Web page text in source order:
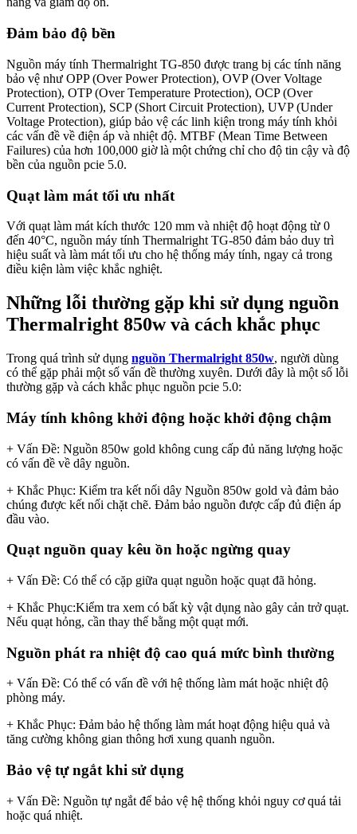
Đảm bảo độ bền
Nguồn máy tính Thermalright TG-850 được trang bị các tính năng
bảo vệ như OPP (Over Power Protection), OVP (Over Voltage
Protection), OTP (Over Temperature Protection), OCP (Over
Current Protection), SCP (Short Circuit Protection), UVP (Under
Voltage Protection), giúp bảo vệ các linh kiện trong máy tính khỏi
các vấn đề về điện áp và nhiệt độ. MTBF (Mean Time Between
Failures) của hơn 100,000 giờ là một chứng chỉ cho độ tin cậy và độ
bền của nguồn pcie 5.0.
Quạt làm mát tối ưu nhất
Với quạt làm mát kích thước 120 mm và nhiệt độ hoạt động từ 0
đến 40°C, nguồn máy tính Thermalright TG-850 đảm bảo duy trì
hiệu suất và làm mát tối ưu cho hệ thống máy tính, ngay cả trong
điều kiện làm việc khắc nghiệt.
Những lỗi thường gặp khi sử dụng nguồn
Thermalright 850w và cách khắc phục
Trong quá trình sử dụng nguồn Thermalright 850w, người dùng
có thể gặp phải một số vấn đề thường xuyên. Dưới đây là một số lỗi
thường gặp và cách khắc phục nguồn pcie 5.0:
Máy tính không khởi động hoặc khởi động chậm
+ Vấn Đề: Nguồn 850w gold không cung cấp đủ năng lượng hoặc
có vấn đề về dây nguồn.
+ Khắc Phục: Kiểm tra kết nối dây Nguồn 850w gold và đảm bảo
chúng được kết nối chặt chẽ. Đảm bảo nguồn được cấp đủ điện áp
đầu vào.
Quạt nguồn quay kêu ồn hoặc ngừng quay
+ Vấn Đề: Có thể có cặp giữa quạt nguồn hoặc quạt đã hỏng.
+ Khắc Phục:Kiểm tra xem có bất kỳ vật dụng nào gây cản trở quạt.
Nếu quạt hỏng, cần thay thế bằng một quạt mới.
Nguồn phát ra nhiệt độ cao quá mức bình thường
+ Vấn Đề: Có thể có vấn đề với hệ thống làm mát hoặc nhiệt độ
phòng máy.
+ Khắc Phục: Đảm bảo hệ thống làm mát hoạt động hiệu quả và
tăng cường không gian thông hơi xung quanh nguồn.
Bảo vệ tự ngắt khi sử dụng
+ Vấn Đề: Nguồn tự ngắt để bảo vệ hệ thống khỏi nguy cơ quá tải
hoặc quá nhiệt.